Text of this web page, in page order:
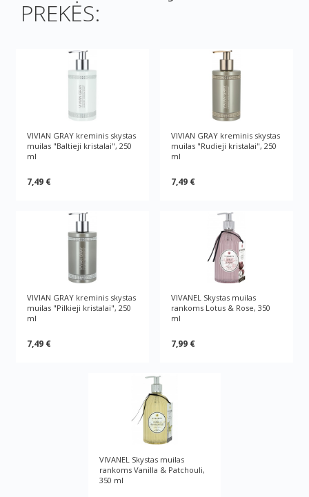
PREKĖS:
VIVIAN GRAY kreminis skystas
muilas "Baltieji kristalai", 250
ml
7,49 €
VIVIAN GRAY kreminis skystas
muilas "Rudieji kristalai", 250
ml
7,49 €
VIVIAN GRAY kreminis skystas
muilas "Pilkieji kristalai", 250
ml
7,49 €
VIVANEL Skystas muilas
rankoms Lotus & Rose, 350
ml
7,99 €
VIVANEL Skystas muilas
rankoms Vanilla & Patchouli,
350 ml